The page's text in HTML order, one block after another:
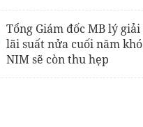
Tổng Giám đốc MB lý giải
lãi suất nửa cuối năm
NIM sẽ còn thu hẹp